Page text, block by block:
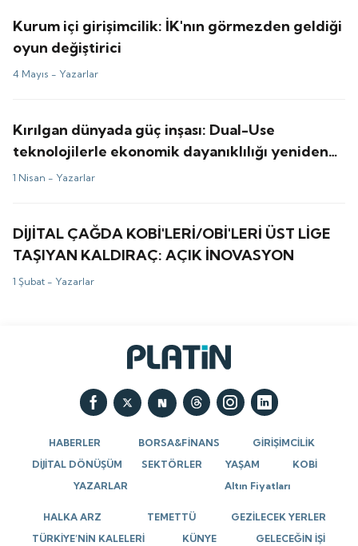
Kurum içi girişimcilik: İK'nın görmezden geldiği
oyun değiştirici
4 Mayıs - Yazarlar
Kırılgan dünyada güç inşası: Dual-Use
teknolojilerle ekonomik dayanıklılığı yeniden
düşünmek
1 Nisan - Yazarlar
DİJİTAL ÇAĞDA KOBİ'LERİ/OBİ'LERİ ÜST LİGE
TAŞIYAN KALDIRAÇ: AÇIK İNOVASYON
1 Şubat - Yazarlar
HABERLER BORSA&FİNANS
GİRİŞİMCİLİK
DİJİTAL DÖNÜŞÜM
SEKTÖRLER YAŞAM
KOBİ
YAZARLAR
Altın Fiyatları
HALKA ARZ TEMETTÜ
GEZİLECEK YERLER
TÜRKİYE’NİN KALELERİ
KÜNYE GELECEĞİN İŞİ